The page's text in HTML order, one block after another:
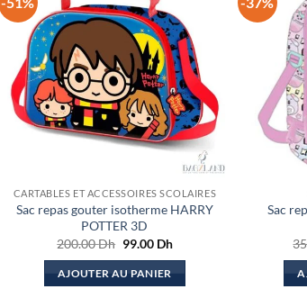
CARTABLES ET ACCESSOIRES SCOLAIRES
Sac repas gouter isotherme HARRY
POTTER 3D
200.00Dh Le
initial
était :
99.00 DhLe
AJOUTER AU PANIER
Sac